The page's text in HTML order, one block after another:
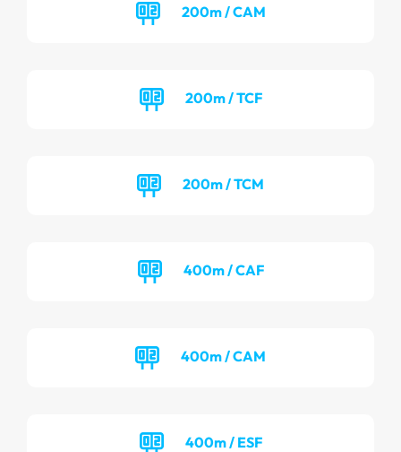
200m / CAM
200m / TCF
200m / TCM
400m / CAF
400m / CAM
400m / ESF